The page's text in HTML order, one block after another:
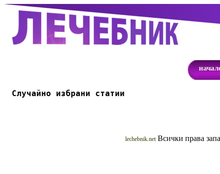
Случайно избрани статии
lechebnik.net Всички права